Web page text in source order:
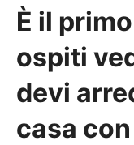
È il
ospiti
devi
casa